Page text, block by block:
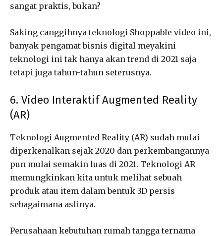
sangat praktis, bukan?
Saking canggihnya teknologi Shoppable video ini,
banyak pengamat bisnis digital meyakini
teknologi ini tak hanya akan trend di 2021 saja
tetapi juga tahun-tahun seterusnya.
6. Video Interaktif Augmented Reality
(AR)
Teknologi Augmented Reality (AR) sudah mulai
diperkenalkan sejak 2020 dan perkembangannya
pun mulai semakin luas di 2021. Teknologi AR
memungkinkan kita untuk melihat sebuah
produk atau item dalam bentuk 3D persis
sebagaimana aslinya.
Perusahaan kebutuhan rumah tangga ternama